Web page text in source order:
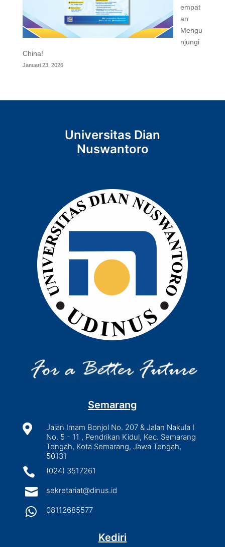
empat
an
Mengu
njungi
China!
Januari 23, 2026
Universitas Dian
Nuswantoro
Semarang

Jalan Imam Bonjol No. 207 & Jalan Nakula I
No. 5 - 11 , Pendrikan Kidul, Kec. Semarang
Tengah, Kota Semarang, Jawa Tengah,
50131
 (024) 3517261
 sekretariat@dinus.id
 08112685577
Kediri